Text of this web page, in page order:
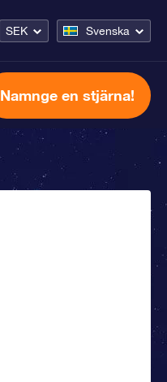
SEK Svenska
Namnge en stjärna!